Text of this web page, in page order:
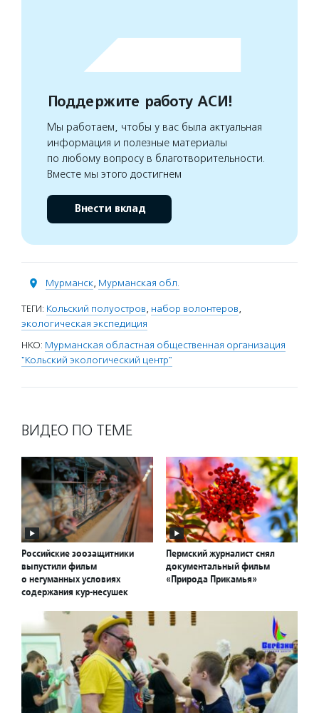
Поддержите работу АСИ!
Мы работаем, чтобы у вас была актуальная
информация и полезные материалы
по любому вопросу в благотворительности.
Вместе мы этого достигнем
Внести вклад
Мурманск, Мурманская обл.
ТЕГИ: Кольский полуостров, набор волонтеров,
экологическая экспедиция
НКО: Мурманская областная общественная организация
"Кольский экологический центр"
ВИДЕО ПО ТЕМЕ
Российские зоозащитники
выпустили фильм
о негуманных условиях
содержания кур-несушек
Пермский журналист снял
документальный фильм
«Природа Прикамья»